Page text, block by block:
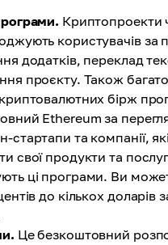
Криптопроекти
користувачів за
додатків, переклад
проєкту. Також
бірж
Ethereum за
стартапи та компанії,
свої продукти та
ці програми. Ви
до кількох доларів
Це безкоштовний